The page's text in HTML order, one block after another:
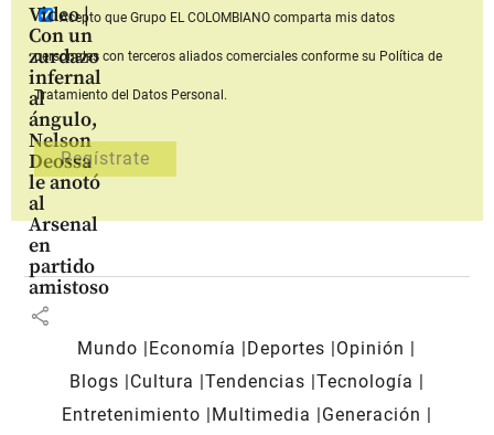
Video |
Con un
zurdazo
infernal
al
ángulo,
Nelson
Deossa
le anotó
al
Arsenal
en
partido
amistoso
share
Acepto que Grupo EL COLOMBIANOcomparta mis datos
personales con terceros aliados comerciales conforme su Política de
Tratamiento del Datos Personal.
Mundo Economía Deportes
Opinión
Blogs
Cultura Tendencias Tecnología
Entretenimiento
Multimedia
Generación